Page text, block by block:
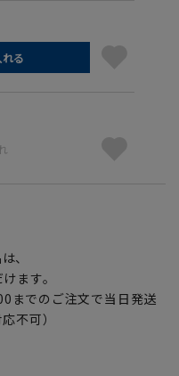
る
、
ます。
までのご注文で当日発送
不可）